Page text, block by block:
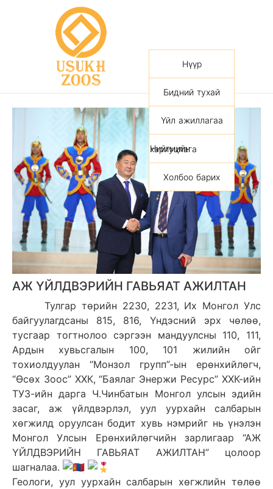
Нүүр
Бидний тухай
Үйл ажиллагаа
Нийгмийн хариуцлага
Холбоо барих
АЖ ҮЙЛДВЭРИЙН ГАВЬЯАТ АЖИЛТАН
Тулгар төрийн 2230, 2231, Их Монгол Улс
байгуулагдсаны 815, 816, Үндэсний эрх чөлөө,
тусгаар тогтнолоо сэргээн мандуулсны 110, 111,
Ардын хувьсгалын 100, 101 жилийн ойг
тохиолдуулан “Монзол групп”-ын ерөнхийлөгч,
“Өсөх Зоос” ХХК, “Баялаг Энержи Ресурс” ХХК-ийн
ТУЗ-ийн дарга Ч.Чинбатын Монгол улсын эдийн
засаг, аж үйлдвэрлэл, уул уурхайн салбарын
хөгжилд оруулсан бодит хувь нэмрийг нь үнэлэн
Монгол Улсын Ерөнхийлөгчийн зарлигаар “АЖ
ҮЙЛДВЭРИЙН ГАВЬЯАТ АЖИЛТАН” цолоор
шагналаа.
Геологи, уул уурхайн салбарын хөгжлийн төлөө